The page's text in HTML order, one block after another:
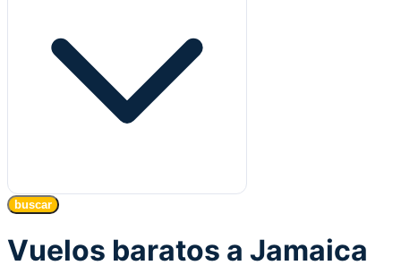
buscar
Vuelos baratos a Jamaica